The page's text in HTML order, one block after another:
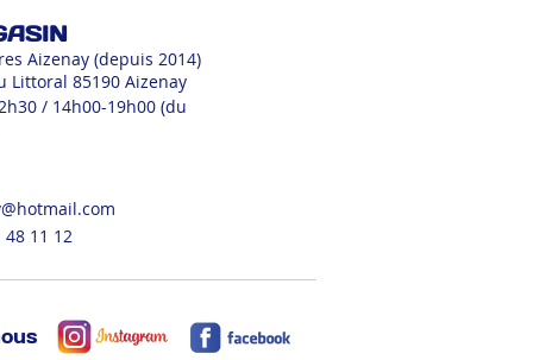
Aizenay (depuis 2014)
Littoral 85190 Aizenay
/ 14h00-19h00 (du
48 11 12